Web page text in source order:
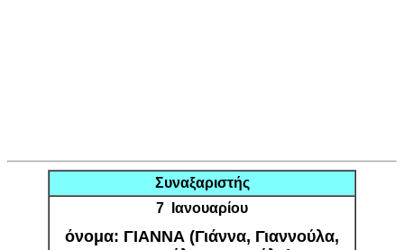
Συναξαριστής
7 Ιανουαρίου
όνομα: ΓΙΑΝΝΑ (Γιάννα, Γιαννούλα,